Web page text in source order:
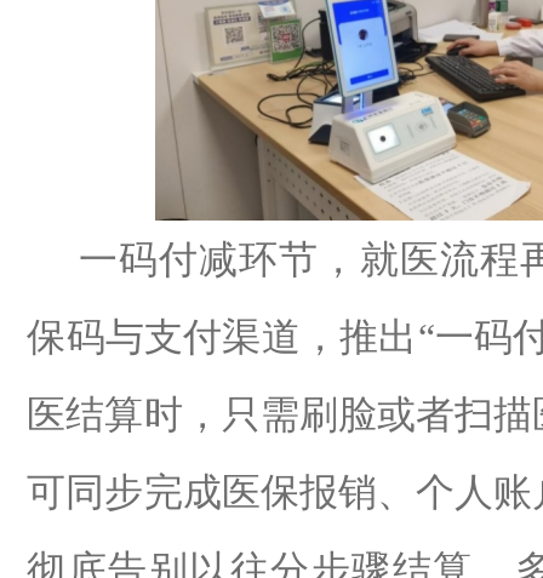
一码付减环节，就医流程
保码与支付渠道，推出“一码
医结算时，只需刷脸或者扫描
可同步完成医保报销、个人
彻底告别以往分步骤结算、